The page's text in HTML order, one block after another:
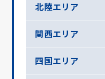
北陸エリア
関西エリア
四国エリア